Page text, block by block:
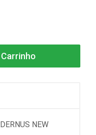
NEW